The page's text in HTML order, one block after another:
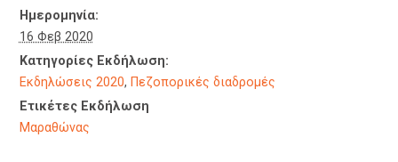
Ημερομηνία:
16 Φεβ 2020
Κατηγορίες Εκδήλωση:
Εκδηλώσεις 2020, Πεζοπορικές διαδρομές
Ετικέτες Εκδήλωση
Μαραθώνας